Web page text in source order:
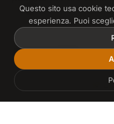
scattare.
A chi è rivolto?
A chiunque voglia
proprie foto, dal
Questo sito usa cookie
esperienza. Puoi